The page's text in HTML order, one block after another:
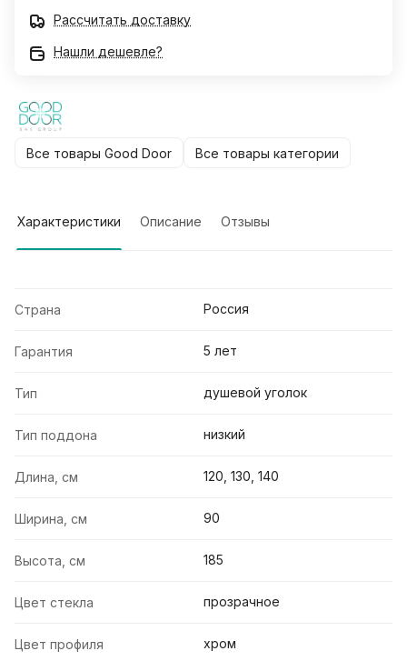
Рассчитать доставку
Нашли дешевле?
Все товары Good Door Все товары категории
Характеристики Описание Отзывы
Страна Россия
Гарантия 5 лет
Тип душевой уголок
Тип поддона низкий
Длина, см 120, 130, 140
Ширина, см 90
Высота, см 185
Цвет стекла прозрачное
Цвет профиля хром